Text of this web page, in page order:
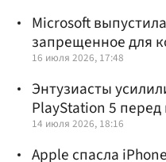
Microsoft
запрещенное для
16 июля 2026, 17:48
Энтузиасты
PlayStation 5 перед
14 июля 2026, 18:16
Apple спасла